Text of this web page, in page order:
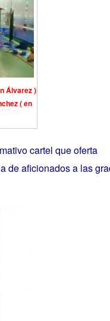
Álvarez )
( en
cartel que oferta
de aficionados a las